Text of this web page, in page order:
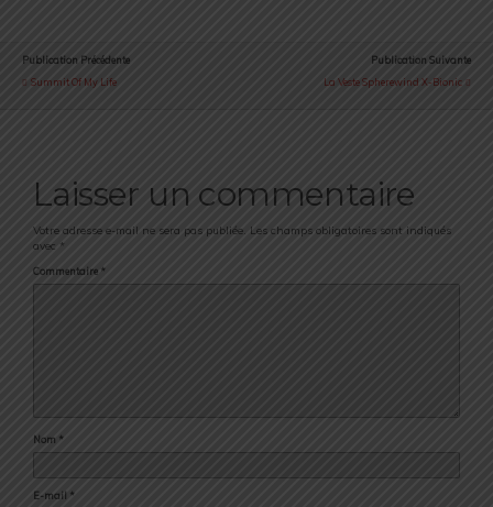
Publication Précédente
Summit Of My Life
Publication Suivante
La Veste Spherewind X-Bionic
Laisser un commentaire
Votre adresse e-mail ne sera pas publiée. Les champs obligatoires sont indiqués
avec *
Commentaire *
Nom *
E-mail *